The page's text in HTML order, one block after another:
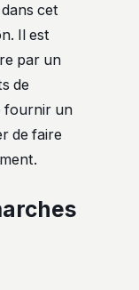
cet
Il est
par un
de
fournir un
de faire